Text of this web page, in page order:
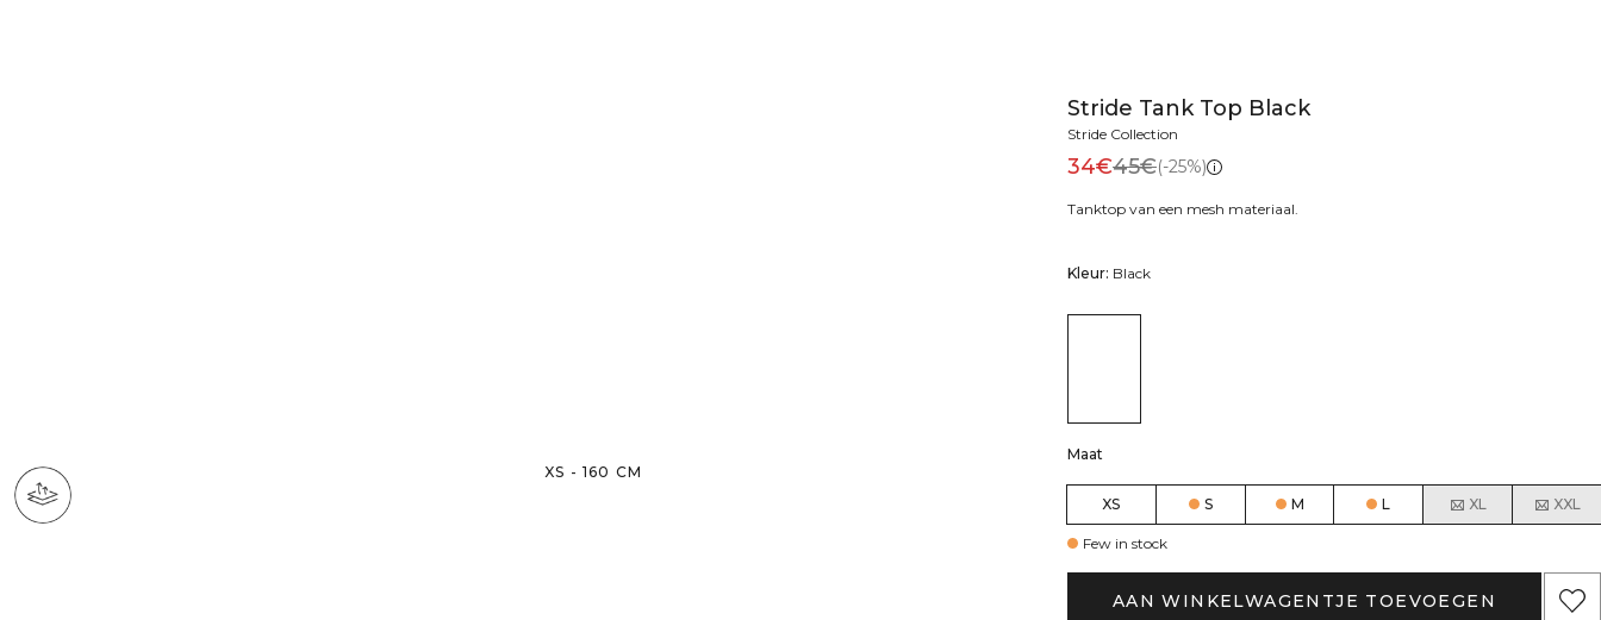
XS - 160 CM
Stride Tank Top Black
Stride Collection
34€45€(-25%)
Tanktop van een mesh materiaal.
Kleur: Black
Maat
XS S M L XL XXL
Few in stock
AAN WINKELWAGENTJE TOEVOEGEN